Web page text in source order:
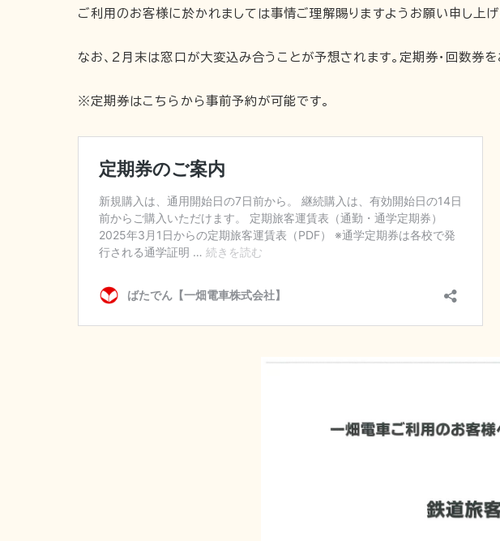
ご利用のお客様に於かれましては事情ご理解賜りますようお願い申し上げ
なお、2月末は窓口が大変込み合うことが予想されます。定期券・回数券
※定期券はこちらから事前予約が可能です。